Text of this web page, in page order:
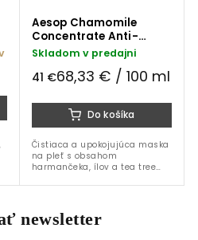
Aesop Chamomile
Concentrate Anti-
Blemish Masque
pleťová maska 60 ml
Skladom v predajni
41 €68,33 € / 100 ml
Do košíka
Čistiaca a upokojujúca maska
na pleť s obsahom
harmančeka, ílov a tea tree
ošetrenie nedokonalostí a
pre mastnú,...
newsletter